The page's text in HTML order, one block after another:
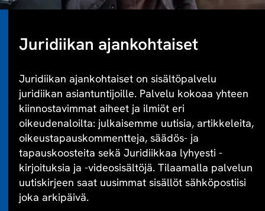
Juridiikan ajankohtaiset
Juridiikan ajankohtaiset on sisältöpalvelu
juridiikan asiantuntijoille. Palvelu kokoaa yhteen
kiinnostavimmat aiheet ja ilmiöt eri
oikeudenaloilta: julkaisemme uutisia, artikkeleita,
oikeustapauskommentteja, säädös- ja
tapauskoosteita sekä Juridiikkaa lyhyesti -
kirjoituksia ja -videosisältöjä. Tilaamalla palvelun
uutiskirjeen saat uusimmat sisällöt sähköpostiisi
joka arkipäivä.